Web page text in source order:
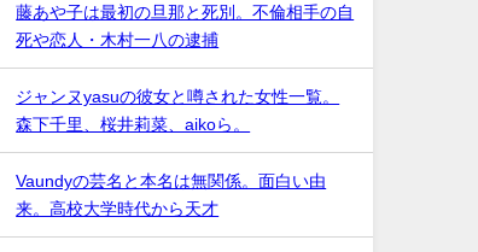
藤あや子は最初の旦那と死別。不倫相手の自
死や恋人・木村一八の逮捕
ジャンヌyasuの彼女と噂された女性一覧。
森下千里、桜井莉菜、aikoら。
Vaundyの芸名と本名は無関係。面白い由
来。高校大学時代から天才